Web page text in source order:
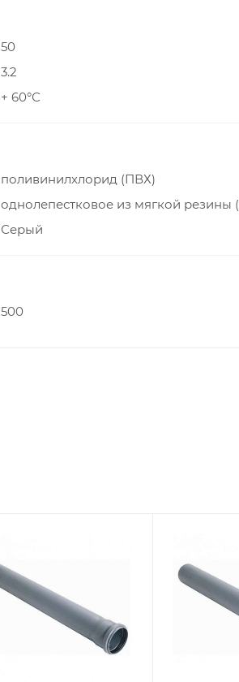
50
3.2
+ 60°С
поливинилхлорид (ПВХ)
однолепестковое из мягкой резины
Серый
500